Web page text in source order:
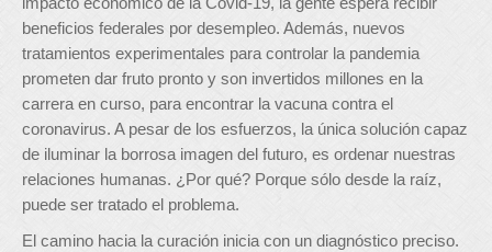
beneficios federales por desempleo. Además, nuevos
tratamientos experimentales para controlar la pandemia
prometen dar fruto pronto y son invertidos millones en la
carrera en curso, para encontrar la vacuna contra el
coronavirus. A pesar de los esfuerzos, la única solución capaz
de iluminar la borrosa imagen del futuro, es ordenar nuestras
relaciones humanas. ¿Por qué? Porque sólo desde la raíz,
puede ser tratado el problema.
El camino hacia la curación inicia con un diagnóstico preciso.